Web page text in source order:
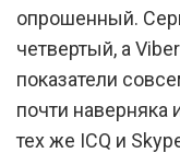
опрошенный.
четвертый, а
показатели
почти наверняка
тех же ICQ и